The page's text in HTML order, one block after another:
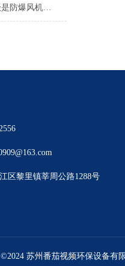
加快产业的转型升级是防爆风机的一大发展策略
江区黎里镇莘周公路1288号
©2024 苏州番茄视频环保设备有限